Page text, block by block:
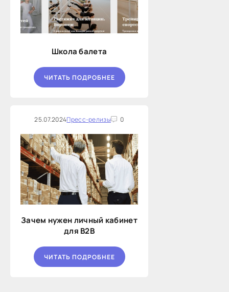
Школа балета
ЧИТАТЬ ПОДРОБНЕЕ
25.07.2024Пресс-релизы 0
Зачем нужен личный кабинет
для B2B
ЧИТАТЬ ПОДРОБНЕЕ